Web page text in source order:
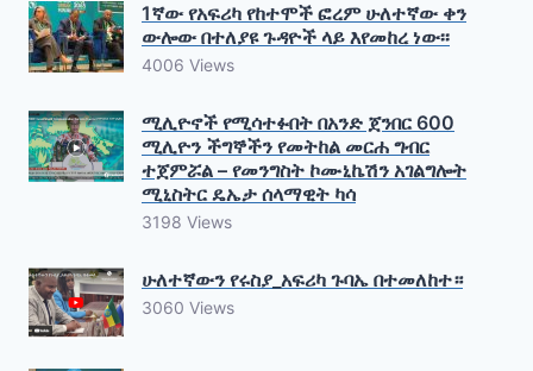
1ኛው የአፍሪካ የከተሞች ፎረም ሁለተኛው ቀን
ውሎው በተለያዩ ጉዳዮች ላይ እየመከረ ነው፡፡
4006 Views
ሚሊዮኖች የሚሳተፉበት በአንድ ጀንበር 600
ሚሊዮን ችግኞችን የመትከል መርሐ ግብር
ተጀምሯል – የመንግስት ኮሙኒኬሽን አገልግሎት
ሚኒስትር ዴኤታ ሰላማዊት ካሳ
3198 Views
ሁለተኛውን የሩስያ_አፍሪካ ጉባኤ በተመለከተ።
3060 Views